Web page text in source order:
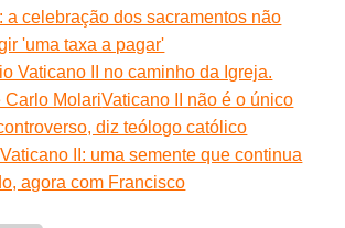
a celebração dos sacramentos não
'uma taxa a pagar'
Vaticano II no caminho da Igreja.
Carlo MolariVaticano II não é o único
diz teólogo católico
II: uma semente que continua
agora com Francisco